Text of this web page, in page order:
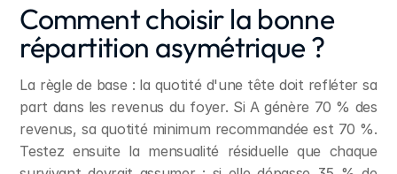
Comment choisir la bonne
répartition asymétrique ?
La règle de base : la quotité d'une tête doit refléter sa
part dans les revenus du foyer. Si A génère 70 % des
revenus, sa quotité minimum recommandée est 70 %.
Testez ensuite la mensualité résiduelle que chaque